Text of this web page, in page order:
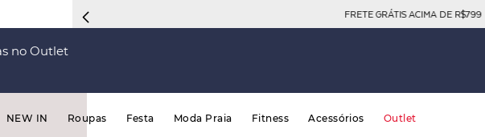
FRETE GRÁTIS ACIMA DE R$799
no Outlet
NEW IN Roupas Festa Moda Praia Fitness Acessórios Outlet